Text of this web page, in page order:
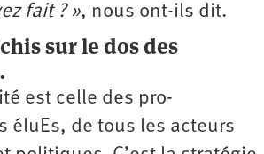
fait ? », nous ont-ils dit.
sur le dos des
est celle des pro-
éluEs, de tous les acteurs